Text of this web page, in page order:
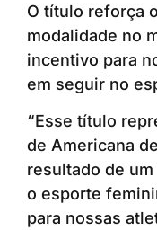
O título reforça
modalidade no
incentivo para
em seguir no
“Esse título
de Americana
resultado de
o esporte
para nossas